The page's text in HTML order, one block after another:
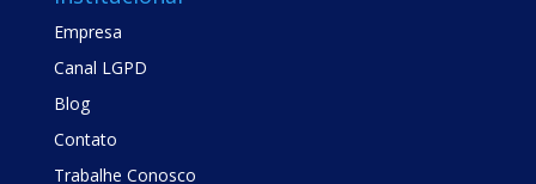
Empresa
Canal LGPD
Blog
Contato
Trabalhe Conosco